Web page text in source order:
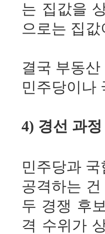
는 집값을
으로는 집
결국 부동
민주당이나
4) 경선 과정
민주당과
공격하는
두 경쟁 후
격 수위가